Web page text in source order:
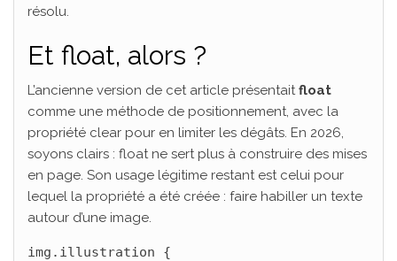
résolu.
Et float, alors ?
L’ancienne version de cet article présentaitfloat
comme une méthode de positionnement, avec la
propriété clear pour en limiter les dégâts. En 2026,
soyons clairs : float ne sert plus à construire des mises
en page. Son usage légitime restant est celui pour
lequel la propriété a été créée : faire habiller un texte
autour d’une image.
img.illustration {